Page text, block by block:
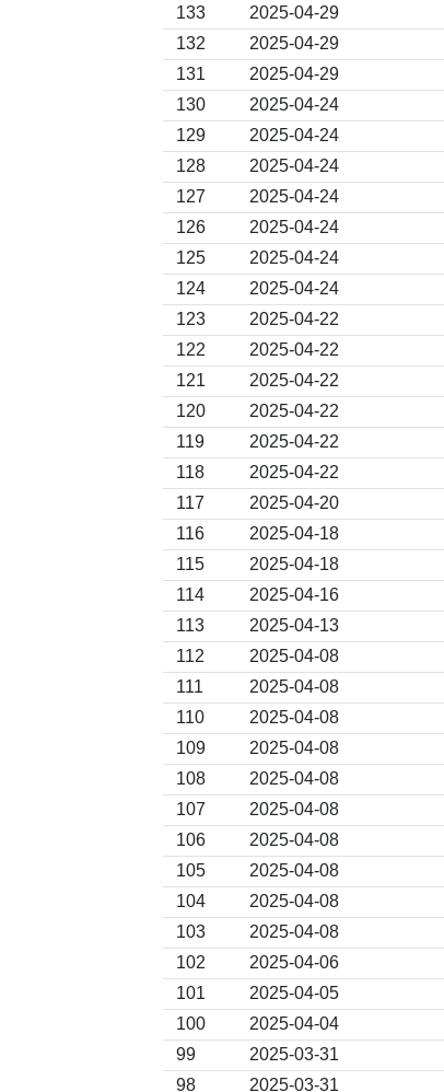
133
2025-04-29
132
2025-04-29
131
2025-04-29
130
2025-04-24
129
2025-04-24
128
2025-04-24
127
2025-04-24
126
2025-04-24
125
2025-04-24
124
2025-04-24
123
2025-04-22
122
2025-04-22
121
2025-04-22
120
2025-04-22
119
2025-04-22
118
2025-04-22
117
2025-04-20
116
2025-04-18
115
2025-04-18
114
2025-04-16
113
2025-04-13
112
2025-04-08
111
2025-04-08
110
2025-04-08
109
2025-04-08
108
2025-04-08
107
2025-04-08
106
2025-04-08
105
2025-04-08
104
2025-04-08
103
2025-04-08
102
2025-04-06
101
2025-04-05
100
2025-04-04
99
2025-03-31
98
2025-03-31